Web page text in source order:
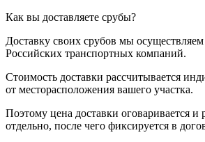
Как вы доставляете срубы?
Доставку своих срубов мы
Российских транспортных компаний.
Стоимость доставки рассчитывается
от месторасположения вашего участка.
Поэтому цена доставки оговаривается и
отдельно, после чего фиксируется в